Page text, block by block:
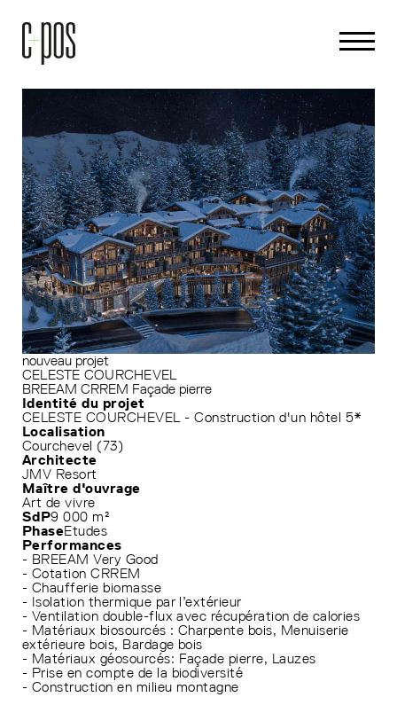
nouveau projet
CELESTE COURCHEVEL
BREEAM CRREM Façade pierre
Identité du projet
CELESTE COURCHEVEL - Construction d'un hôtel 5*
Localisation
Courchevel (73)
Architecte
JMV Resort
Maître d'ouvrage
Art de vivre
SdP9 000 m²
PhaseEtudes
Performances
- BREEAM Very Good
- Cotation CRREM
- Chaufferie biomasse
- Isolation thermique par l’extérieur
- Ventilation double-flux avec récupération de calories
- Matériaux biosourcés : Charpente bois, Menuiserie
extérieure bois, Bardage bois
- Matériaux géosourcés: Façade pierre, Lauzes
- Prise en compte de la biodiversité
- Construction en milieu montagne